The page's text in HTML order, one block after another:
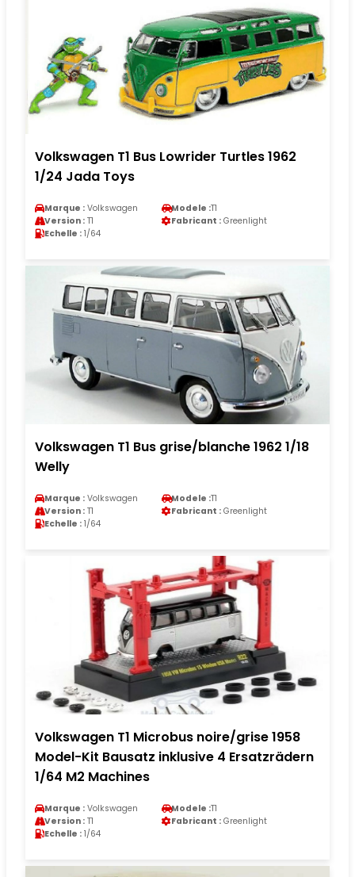
Volkswagen T1 Bus Lowrider Turtles 1962
1/24 Jada Toys
Marque : Volkswagen Modele :T1
Version : T1 Fabricant : Greenlight
Echelle : 1/64
Volkswagen T1 Bus grise/blanche 1962 1/18
Welly
Marque : Volkswagen Modele :T1
Version : T1 Fabricant : Greenlight
Echelle : 1/64
Volkswagen T1 Microbus noire/grise 1958
Model-Kit Bausatz inklusive 4 Ersatzrädern
1/64 M2 Machines
Marque : Volkswagen Modele :T1
Version : T1 Fabricant : Greenlight
Echelle : 1/64